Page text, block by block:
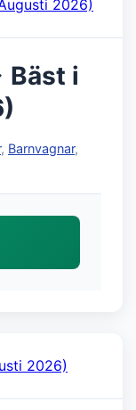
Bäst i
, Barnvagnar,